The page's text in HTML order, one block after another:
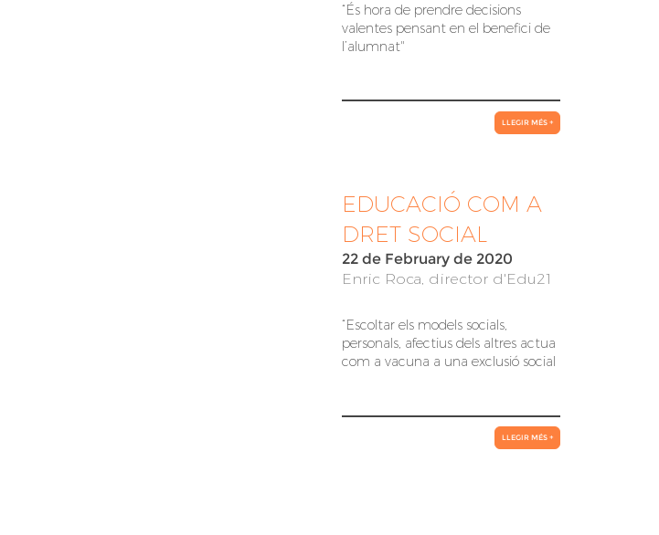
“És hora de prendre decisions
valentes pensant en el benefici de
l’alumnat"
LLEGIR MÉS +
EDUCACIÓ COM A
DRET SOCIAL
22 de February de 2020
Enric Roca, director d'Edu21
“Escoltar els models socials,
personals, afectius dels altres actua
com a vacuna a una exclusió social
LLEGIR MÉS +